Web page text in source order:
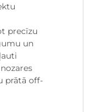
precīzu
un
prātā off-